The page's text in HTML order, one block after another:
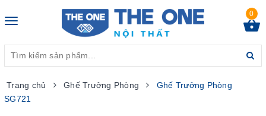
Toggle
0
Trang chủ Ghế Trưởng Phòng
Ghế Trưởng Phòng
SG721